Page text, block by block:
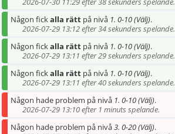
Någon fickalla rätt på nivå 1. 0-10 (Välj).
2026-07-29 13:12 efter 34 sekunders spelande.
Någon fickalla rätt på nivå 1. 0-10 (Välj).
2026-07-29 13:11 efter 29 sekunders spelande.
Någon fickalla rätt på nivå 1. 0-10 (Välj).
2026-07-29 13:11 efter 40 sekunders spelande.
Någon hade problem på nivå 1. 0-10 (Välj).
2026-07-29 13:10 efter 1 minuts spelande.
Någon hade problem på nivå3. 0-20 (Välj).